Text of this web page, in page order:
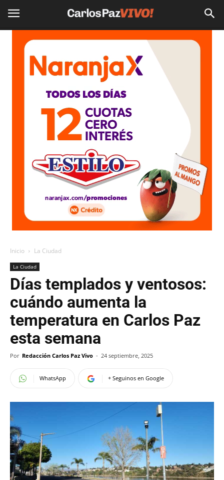
Inicio La Ciudad
La Ciudad
Días templados y ventosos:
cuándo aumenta la
temperatura en Carlos Paz
esta semana
Por Redacción Carlos Paz Vivo - 24 septiembre, 2025
WhatsApp + Seguinos en Google